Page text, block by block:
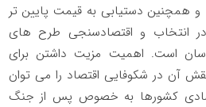
و همچنین دستیابی به قیمت پایین تر
انتخاب و اقتصادسنجی طرح های
است. اهمیت مزیت داشتن برای
آن در شکوفایی اقتصاد را می توان
کشورها به خصوص پس از جنگ